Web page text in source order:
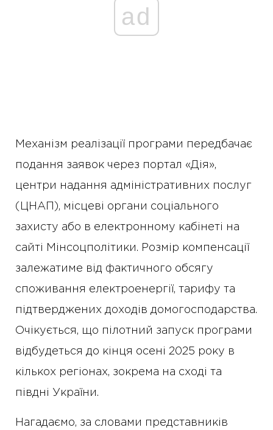
ad
Механізм реалізації програми передбачає
подання заявок через портал «Дія»,
центри надання адміністративних послуг
(ЦНАП), місцеві органи соціального
захисту або в електронному кабінеті на
сайті Мінсоцполітики. Розмір компенсації
залежатиме від фактичного обсягу
споживання електроенергії, тарифу та
підтверджених доходів домогосподарства.
Очікується, що пілотний запуск програми
відбудеться до кінця осені 2025 року в
кількох регіонах, зокрема на сході та
півдні України.
Нагадаємо, за словами представників